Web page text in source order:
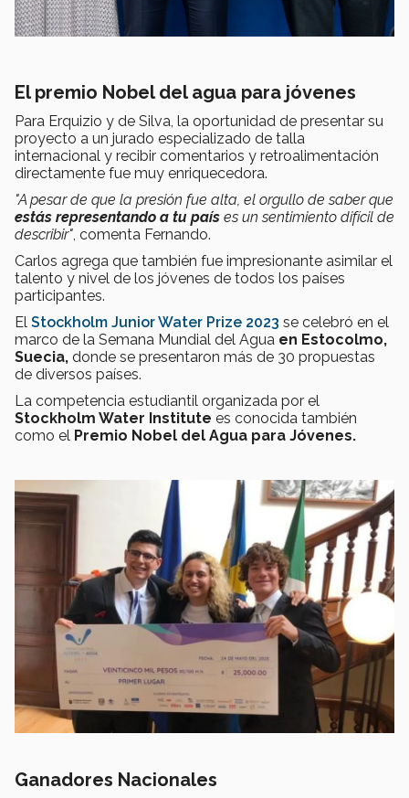
El premio Nobel del agua para jóvenes
Para Erquizio y de Silva, la oportunidad de presentar su
proyecto a un jurado especializado de talla
internacional y recibir comentarios y retroalimentación
directamente fue muy enriquecedora.
"A pesar de que la presión fue alta, el orgullo de saber que
estás representando a tu país es un sentimiento difícil de
describir" , comenta Fernando.
Carlos agrega que también fue impresionante asimilar el
talento y nivel de los jóvenes de todos los países
participantes.
El Stockholm Junior Water Prize 2023 se celebró en el
marco de la Semana Mundial del Agua en Estocolmo,
Suecia, donde se presentaron más de 30 propuestas
de diversos países.
La competencia estudiantil organizada por el
Stockholm Water Institute es conocida también
como el Premio Nobel del Agua para Jóvenes.
Ganadores Nacionales